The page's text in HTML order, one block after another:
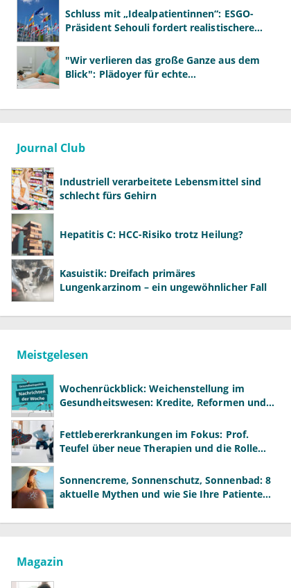
Schluss mit „Idealpatientinnen“: ESGO-
Präsident Sehouli fordert realistischere
"Wir verlieren das große Ganze aus dem
Blick": Plädoyer für echte
Journal Club
Industriell verarbeitete Lebensmittel sind
schlecht fürs Gehirn
Hepatitis C: HCC-Risiko trotz Heilung?
Kasuistik: Dreifach primäres
Lungenkarzinom – ein ungewöhnlicher Fall
Meistgelesen
Wochenrückblick: Weichenstellung im
Gesundheitswesen: Kredite, Reformen und
Fettlebererkrankungen im Fokus: Prof.
Teufel über neue Therapien und die Rolle
Sonnencreme, Sonnenschutz, Sonnenbad: 8
aktuelle Mythen und wie Sie Ihre Patienten
Magazin